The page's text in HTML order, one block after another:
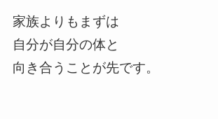
家族よりもまずは
自分が自分の体と
向き合うことが先です。